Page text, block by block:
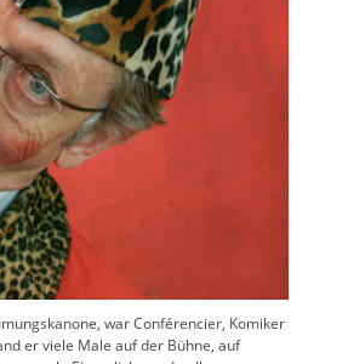
war Conférencier, Komiker
er viele Male auf der Bühne, auf